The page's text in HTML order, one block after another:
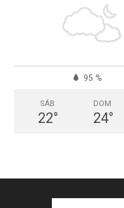
95 %
SÁB
22°
DOM
24°